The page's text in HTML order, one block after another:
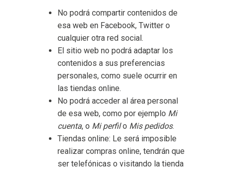
No podrá compartir contenidos de
esa web en Facebook, Twitter o
cualquier otra red social.
El sitio web no podrá adaptar los
contenidos a sus preferencias
personales, como suele ocurrir en
las tiendas online.
No podrá acceder al área personal
de esa web, como por ejemplo Mi
cuenta, o Mi perfilo Mis pedidos.
Tiendas online: Le será imposible
realizar compras online, tendrán que
ser telefónicas o visitando la tienda